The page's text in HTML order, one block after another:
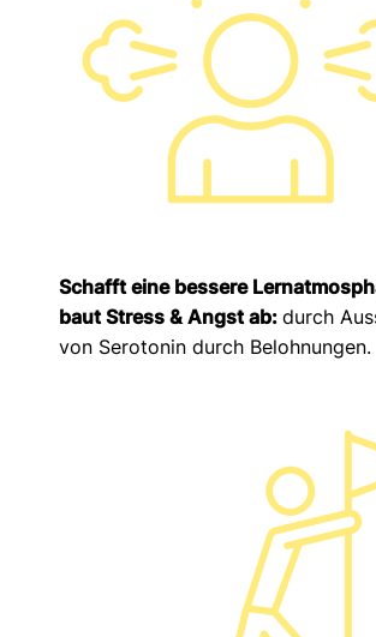
Schafft eine bessere
baut Stress & Angst ab:durch
von Serotonin durch Belohnungen.